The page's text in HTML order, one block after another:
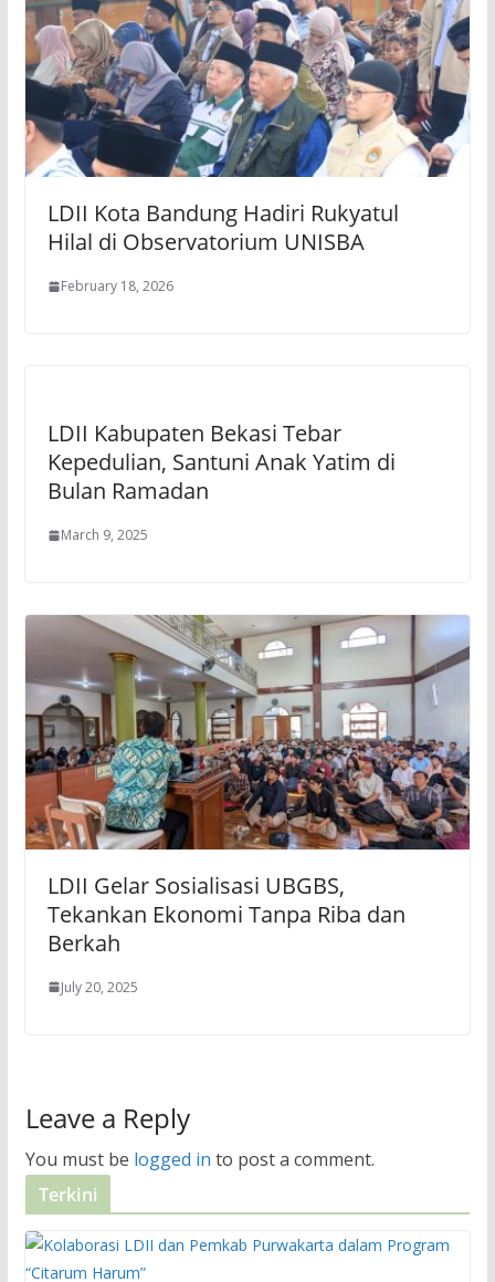
LDII Kota Bandung Hadiri Rukyatul
Hilal di Observatorium UNISBA
February 18, 2026
LDII Kabupaten Bekasi Tebar
Kepedulian, Santuni Anak Yatim di
Bulan Ramadan
March 9, 2025
LDII Gelar Sosialisasi UBGBS,
Tekankan Ekonomi Tanpa Riba dan
Berkah
July 20, 2025
Leave a Reply
You must be logged in to post a comment.
Terkini